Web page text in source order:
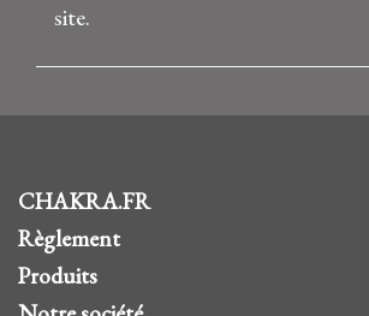
site.
CHAKRA.FR
Règlement
Produits